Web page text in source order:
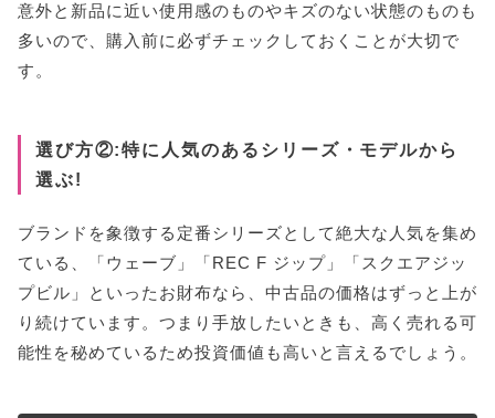
意外と新品に近い使用感のものやキズのない状態のものも
多いので、購入前に必ずチェックしておくことが大切で
す。
選び方②:特に人気のあるシリーズ・モデルから
選ぶ!
ブランドを象徴する定番シリーズとして絶大な人気を集め
ている、「ウェーブ」「REC F ジップ」「スクエアジッ
プビル」といったお財布なら、中古品の価格はずっと上が
り続けています。つまり手放したいときも、高く売れる可
能性を秘めているため投資価値も高いと言えるでしょう。